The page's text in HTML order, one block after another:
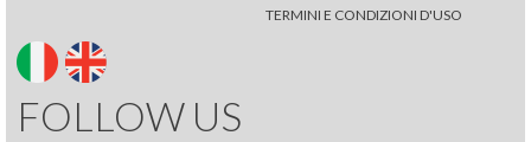
TERMINI E CONDIZIONI D'USO
FOLLOW US